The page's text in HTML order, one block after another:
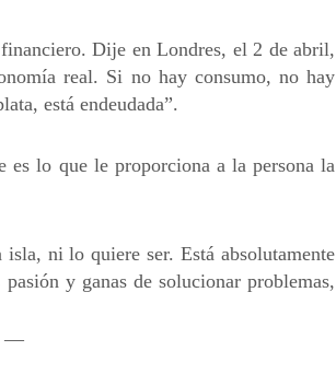
Dije en Londres, el 2 de abril,
real. Si no hay consumo, no hay
está endeudada”.
es lo que le proporciona a la persona la
ni lo quiere ser. Está absolutamente
y ganas de solucionar problemas,
—